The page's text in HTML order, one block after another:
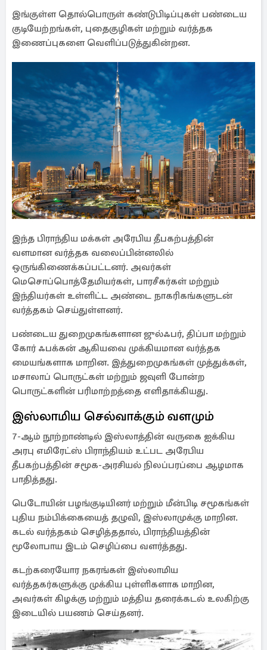
இங்குள்ள தொல்பொருள் கண்டுபிடிப்புகள் பண்டைய
குடியேற்றங்கள், புதைகுழிகள் மற்றும் வர்த்தக
இணைப்புகளை வெளிப்படுத்துகின்றன.
இந்த பிராந்திய மக்கள் அரேபிய தீபகற்பத்தின்
வளமான வர்த்தக வலைப்பின்னலில்
ஒருங்கிணைக்கப்பட்டனர். அவர்கள்
மெசொப்பொத்தேமியர்கள், பாரசீகர்கள் மற்றும்
இந்தியர்கள் உள்ளிட்ட அண்டை நாகரிகங்களுடன்
வர்த்தகம் செய்துள்ளனர்.
பண்டைய துறைமுகங்களான ஜுல்ஃபர், திப்பா மற்றும்
கோர் ஃபக்கன் ஆகியவை முக்கியமான வர்த்தக
மையங்களாக மாறின. இத்துறைமுகங்கள் முத்துக்கள்,
மசாலாப் பொருட்கள் மற்றும் ஜவுளி போன்ற
பொருட்களின் பரிமாற்றத்தை எளிதாக்கியது.
இஸ்லாமிய செல்வாக்கும் வளமும்
7-ஆம் நூற்றாண்டில் இஸ்லாத்தின் வருகை ஐக்கிய
அரபு எமிரேட்ஸ் பிராந்தியம் உட்பட அரேபிய
தீபகற்பத்தின் சமூக-அரசியல் நிலப்பரப்பை ஆழமாக
பாதித்தது.
பெடோயின் பழங்குடியினர் மற்றும் மீன்பிடி சமூகங்கள்
புதிய நம்பிக்கையைத் தழுவி, இஸ்லாமுக்கு மாறின.
கடல் வர்த்தகம் செழித்ததால், பிராந்தியத்தின்
மூலோபாய இடம் செழிப்பை வளர்த்தது.
கடற்கரையோர நகரங்கள் இஸ்லாமிய
வர்த்தகர்களுக்கு முக்கிய புள்ளிகளாக மாறின,
அவர்கள் கிழக்கு மற்றும் மத்திய தரைக்கடல் உலகிற்கு
இடையில் பயணம் செய்தனர்.